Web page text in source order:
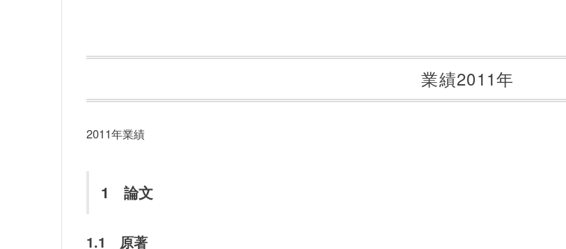
業績2011年
2011年業績
1 論文
1.1 原著